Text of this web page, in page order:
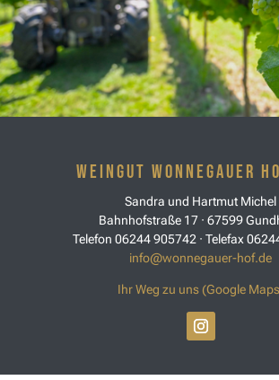
Weingut Wonnegauer
Sandra und Hartmut Michel
Bahnhofstraße 17 · 67599
Telefon 06244 905742 · Telefax
info@wonnegauer-hof.de
Ihr Weg zu uns (Google